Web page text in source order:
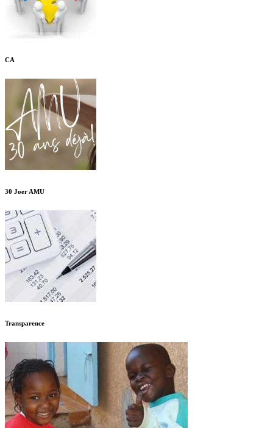
CA
30 Joer AMU
Transparence